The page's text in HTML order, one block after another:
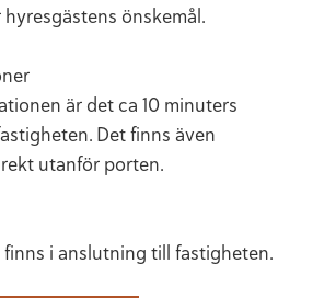
önskemål.
är det ca 10 minuters
Det finns även
utanför porten.
finns i anslutning till fastigheten.